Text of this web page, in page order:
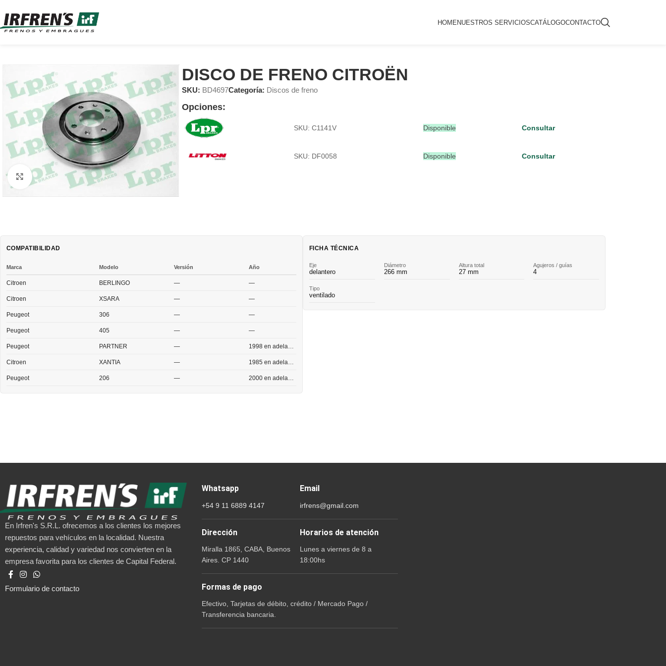
HOMENUESTROS SERVICIOSCATÁLOGOCONTACTO
Clic para ampliar
DISCO DE FRENO CITROËN
SKU: BD4697Categoría: Discos de freno
Opciones:
SKU: C1141V Disponible Consultar
SKU: DF0058 Disponible Consultar
COMPATIBILIDAD
Marca Modelo Versión Año
Citroen BERLINGO — —
Citroen XSARA — —
Peugeot 306 — —
Peugeot 405 — —
Peugeot PARTNER —
Citroen XANTIA —
Peugeot 206 —
FICHA TÉCNICA
Eje
delantero
Diámetro
266 mm
Altura total
27 mm
Agujeros / guías
4
Tipo
ventilado
En Irfren's S.R.L. ofrecemos a los clientes los mejores
repuestos para vehículos en la localidad. Nuestra
experiencia, calidad y variedad nos convierten en la
empresa favorita para los clientes de Capital Federal.
Formulario de contacto
Whatsapp
+54 9 11 6889 4147
Email
irfrens@gmail.com
Dirección
Miralla 1865, CABA, Buenos
Aires. CP 1440
Horarios de atención
Lunes a viernes de 8 a
18:00hs
Formas de pago
Efectivo, Tarjetas de débito, crédito / Mercado Pago /
Transferencia bancaria.